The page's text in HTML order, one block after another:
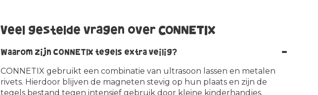
Veel gestelde vragen over CONNETIX
Waarom zijn CONNETIX tegels extra veilig? -
CONNETIX gebruikt een combinatie van ultrasoon lassen en metalen
rivets. Hierdoor blijven de magneten stevig op hun plaats en zijn de
tegels bestand tegen intensief gebruik door kleine kinderhandjes.